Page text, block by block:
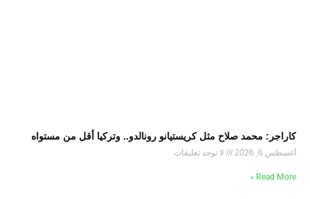
كاراجر: محمد صلاح مثل كريستيانو رونالدو.. وتركيا أقل من مستواه
أغسطس 6, 2026 لا توجد تعليقات
Read More »